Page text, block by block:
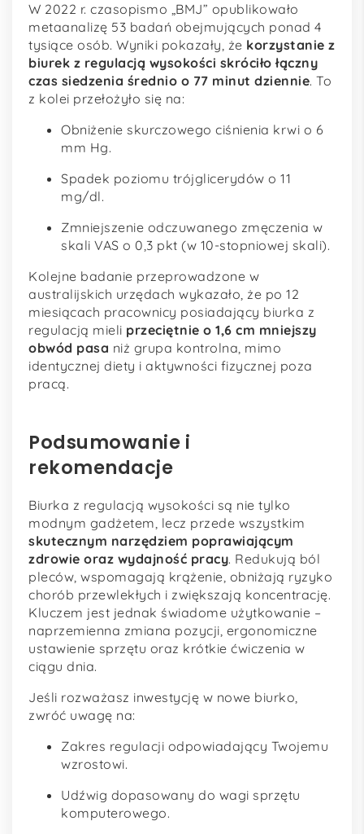
W 2022 r. czasopismo „BMJ” opublikowało
metaanalizę 53 badań obejmujących ponad 4
tysiące osób. Wyniki pokazały, że korzystanie z
biurek z regulacją wysokości skróciło łączny
czas siedzenia średnio o 77 minut dziennie. To
z kolei przełożyło się na:
Obniżenie skurczowego ciśnienia krwi o 6
mm Hg.
Spadek poziomu trójglicerydów o 11
mg/dl.
Zmniejszenie odczuwanego zmęczenia w
skali VAS o 0,3 pkt (w 10-stopniowej skali).
Kolejne badanie przeprowadzone w
australijskich urzędach wykazało, że po 12
miesiącach pracownicy posiadający biurka z
regulacją mieli przeciętnie o 1,6 cm mniejszy
obwód pasa niż grupa kontrolna, mimo
identycznej diety i aktywności fizycznej poza
pracą.
Podsumowanie i
rekomendacje
Biurka z regulacją wysokości są nie tylko
modnym gadżetem, lecz przede wszystkim
skutecznym narzędziem poprawiającym
zdrowie oraz wydajność pracy. Redukują ból
pleców, wspomagają krążenie, obniżają ryzyko
chorób przewlekłych i zwiększają koncentrację.
Kluczem jest jednak świadome użytkowanie –
naprzemienna zmiana pozycji, ergonomiczne
ustawienie sprzętu oraz krótkie ćwiczenia w
ciągu dnia.
Jeśli rozważasz inwestycję w nowe biurko,
zwróć uwagę na:
Zakres regulacji odpowiadający Twojemu
wzrostowi.
Udźwig dopasowany do wagi sprzętu
komputerowego.